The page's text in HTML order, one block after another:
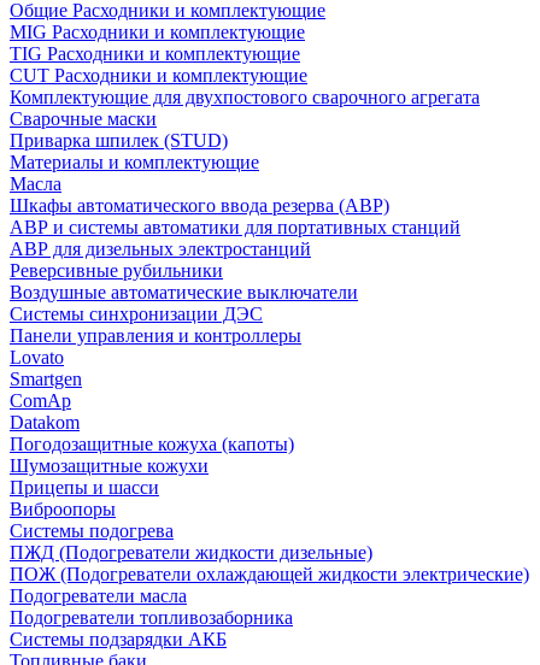
Общие Расходники и комплектующие
MIG Расходники и комплектующие
TIG Расходники и комплектующие
CUT Расходники и комплектующие
Комплектующие для двухпостового сварочного агрегата
Сварочные маски
Приварка шпилек (STUD)
Материалы и комплектующие
Масла
Шкафы автоматического ввода резерва (АВР)
АВР и системы автоматики для портативных станций
АВР для дизельных электростанций
Реверсивные рубильники
Воздушные автоматические выключатели
Системы синхронизации ДЭС
Панели управления и контроллеры
Lovato
Smartgen
ComAp
Datakom
Погодозащитные кожуха (капоты)
Шумозащитные кожухи
Прицепы и шасси
Виброопоры
Системы подогрева
ПЖД (Подогреватели жидкости дизельные)
ПОЖ (Подогреватели охлаждающей жидкости электрические)
Подогреватели масла
Подогреватели топливозаборника
Системы подзарядки АКБ
Топливные баки